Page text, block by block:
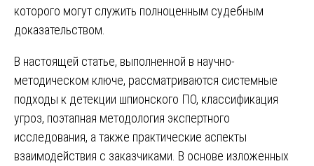
которого могут служить полноценным судебным
доказательством.
В настоящей статье, выполненной в научно-
методическом ключе, рассматриваются системные
подходы к детекции шпионского ПО, классификация
угроз, поэтапная методология экспертного
исследования, а также практические аспекты
взаимодействия с заказчиками. В основе изложенных